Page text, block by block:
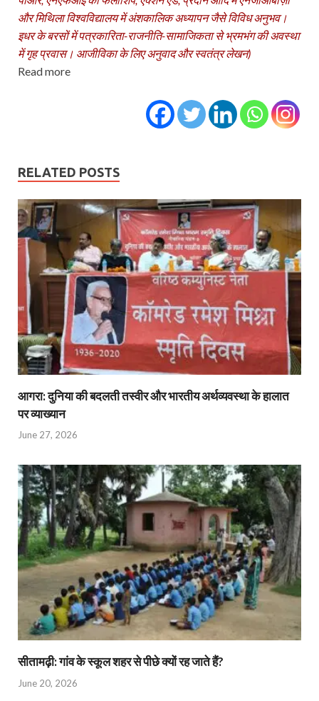
और मिथिला विश्‍वविद्यालय में अंशकालिक अध्‍यापन जैसे विविध अनुभव।
इधर के बरसों में पत्रकारिता-राजनीति-सामाजिकता से भ्रमभंग की अवस्‍था
में गृह प्रवास। आजीविका के लिए अनुवाद और स्‍वतंत्र लेखन)
Read more
RELATED POSTS
आगरा: दुनिया की बदलती तस्वीर और भारतीय अर्थव्यवस्था के हालात
पर व्याख्यान
June 27, 2026
सीतामढ़ी: गांव के स्कूल शहर से पीछे क्यों रह जाते हैं?
June 20, 2026